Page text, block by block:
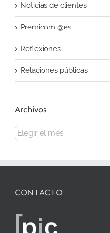
Noticias de clientes
Premicom @es
Reflexiones
Relaciones públicas
Archivos
Archivos
CONTACTO